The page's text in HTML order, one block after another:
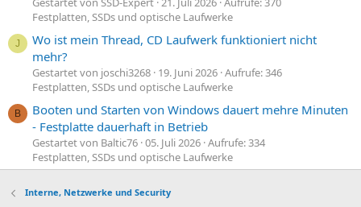
Festplatten, SSDs und optische Laufwerke
J
Wo ist mein Thread, CD Laufwerk funktioniert nicht
mehr?
Gestartet von joschi3268 19. Juni 2026 Aufrufe: 346
Festplatten, SSDs und optische Laufwerke
B
Booten und Starten von Windows dauert mehre Minuten
- Festplatte dauerhaft in Betrieb
Gestartet von Baltic76 05. Juli 2026 Aufrufe: 334
Festplatten, SSDs und optische Laufwerke
Interne, Netzwerke und Security